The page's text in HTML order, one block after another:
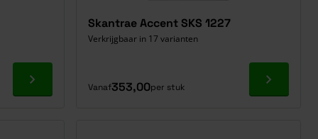
Ga naar product
Skantrae Accent SKS 1227
Verkrijgbaar in 17 varianten
Vanaf353,00per stuk Ga naar